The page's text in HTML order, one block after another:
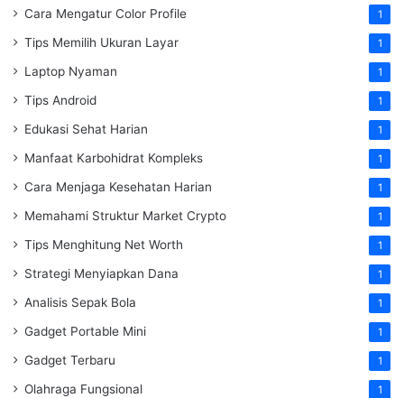
Cara Mengatur Color Profile 1
Tips Memilih Ukuran Layar 1
Laptop Nyaman 1
Tips Android 1
Edukasi Sehat Harian 1
Manfaat Karbohidrat Kompleks 1
Cara Menjaga Kesehatan Harian 1
Memahami Struktur Market Crypto 1
Tips Menghitung Net Worth 1
Strategi Menyiapkan Dana 1
Analisis Sepak Bola 1
Gadget Portable Mini 1
Gadget Terbaru 1
Olahraga Fungsional 1